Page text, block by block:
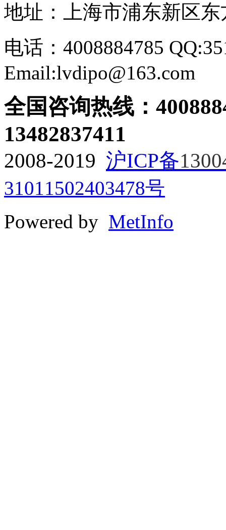
地址：上海市浦东新区东
电话：4008884785
Email:lvdipo@163.com
全国咨询热线：
13482837411
2008-2019 沪ICP备
31011502403478号
Powered by MetInfo